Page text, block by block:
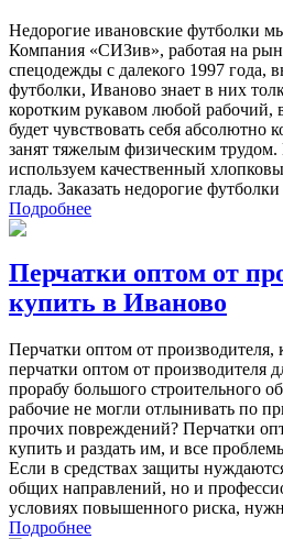
Недорогие ивановские футболки
Компания «СИЗив», работая на
спецодежды с далекого 1997 года,
футболки, Иваново знает в них
коротким рукавом любой рабочий,
будет чувствовать себя абсолютно
занят тяжелым физическим
используем качественный
гладь. Заказать недорогие
Подробнее
Перчатки оптом от
купить в Иваново
Перчатки оптом от
перчатки оптом от производителя
прорабу большого строительного
рабочие не могли отлынивать по
прочих повреждений? Перчатки
купить и раздать им, и все
Если в средствах защиты
общих направлений, но и
условиях повышенного риска,
Подробнее